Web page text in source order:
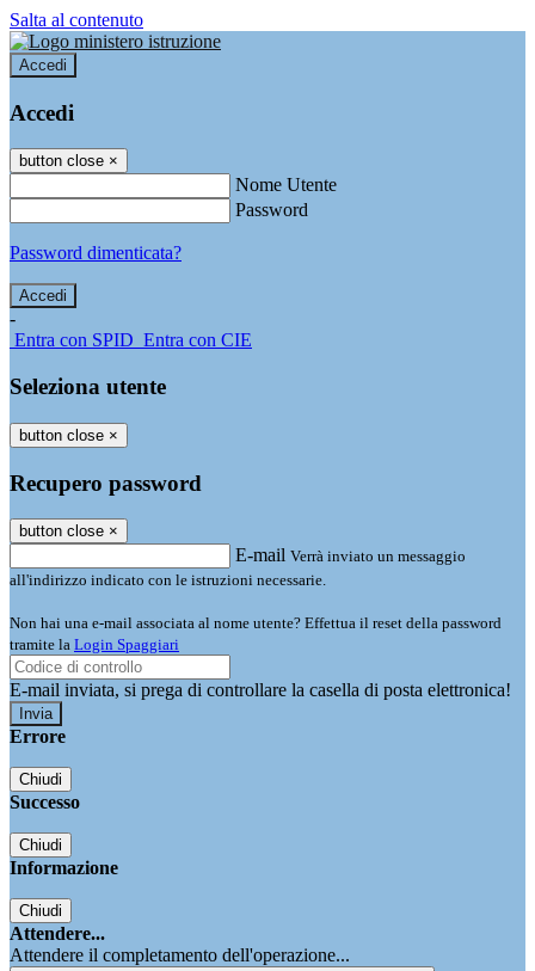
Salta al contenuto
Accedi
Accedi
button close ×
Nome Utente
Password
Password dimenticata?
-
Entra con SPID Entra con CIE
Seleziona utente
button close ×
Recupero password
button close ×
E-mail Verrà inviato un messaggio
all'indirizzo indicato con le istruzioni necessarie.
Non hai una e-mail associata al nome utente? Effettua il reset della password
tramite la Login Spaggiari
E-mail inviata, si prega di controllare la casella di posta elettronica!
Errore
Chiudi
Successo
Chiudi
Informazione
Chiudi
Attendere...
Attendere il completamento dell'operazione...